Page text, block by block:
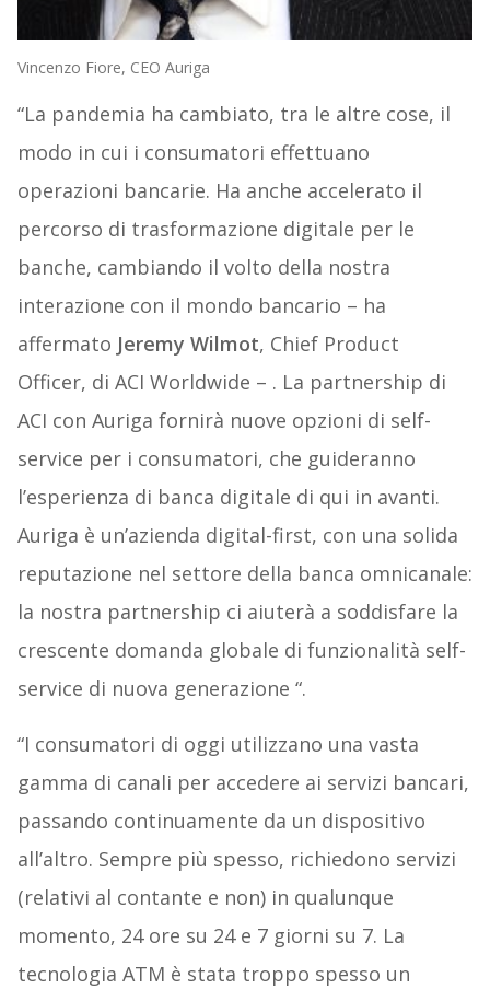
Vincenzo Fiore, CEO Auriga
“La pandemia ha cambiato, tra le altre cose, il
modo in cui i consumatori effettuano
operazioni bancarie. Ha anche accelerato il
percorso di trasformazione digitale per le
banche, cambiando il volto della nostra
interazione con il mondo bancario – ha
affermato Jeremy Wilmot, Chief Product
Officer, di ACI Worldwide – . La partnership di
ACI con Auriga fornirà nuove opzioni di self-
service per i consumatori, che guideranno
l’esperienza di banca digitale di qui in avanti.
Auriga è un’azienda digital-first, con una solida
reputazione nel settore della banca omnicanale:
la nostra partnership ci aiuterà a soddisfare la
crescente domanda globale di funzionalità self-
service di nuova generazione “.
“I consumatori di oggi utilizzano una vasta
gamma di canali per accedere ai servizi bancari,
passando continuamente da un dispositivo
all’altro. Sempre più spesso, richiedono servizi
(relativi al contante e non) in qualunque
momento, 24 ore su 24 e 7 giorni su 7. La
tecnologia ATM è stata troppo spesso un